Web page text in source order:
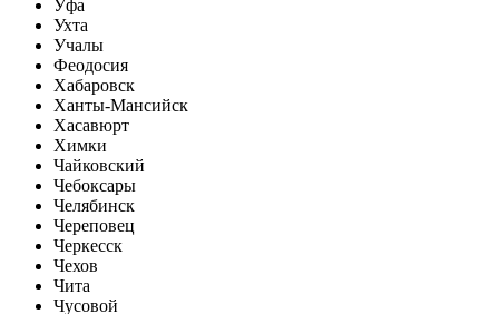
Уфа
Ухта
Учалы
Феодосия
Хабаровск
Ханты-Мансийск
Хасавюрт
Химки
Чайковский
Чебоксары
Челябинск
Череповец
Черкесск
Чехов
Чита
Чусовой